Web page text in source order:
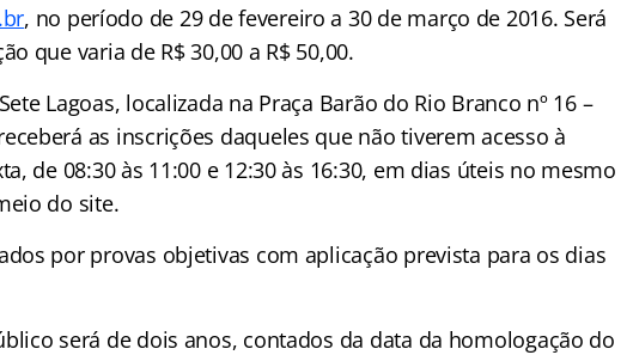
, no período de 29 de fevereiro a 30 de março de 2016. Será
que varia de R$ 30,00 a R$ 50,00.
Lagoas, localizada na Praça Barão do Rio Branco nº 16 –
as inscrições daqueles que não tiverem acesso à
de 08:30 às 11:00 e 12:30 às 16:30, em dias úteis no mesmo
do site.
por provas objetivas com aplicação prevista para os dias
será de dois anos, contados da data da homologação do